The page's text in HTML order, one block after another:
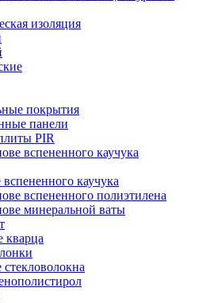
изоляция
покрытия
панели
PIR
вспененного каучука
каучука
вспененного полиэтилена
минеральной ваты
кварца